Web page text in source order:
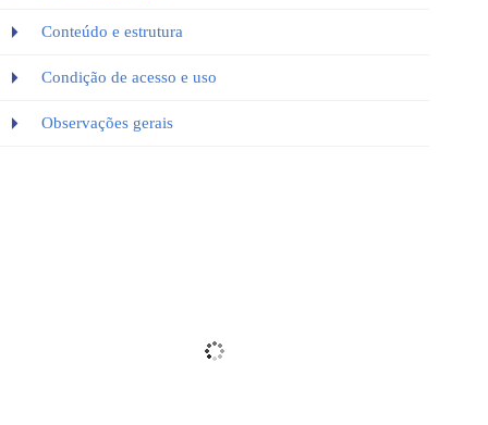
Conteúdo e estrutura
Condição de acesso e uso
Observações gerais